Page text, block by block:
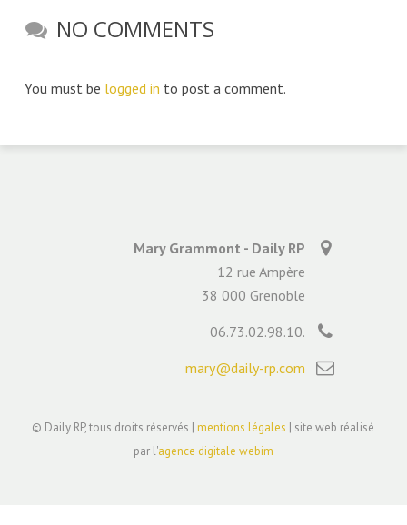
NO COMMENTS
You must be logged in to post a comment.
Mary Grammont - Daily RP
12 rue Ampère
38 000 Grenoble
06.73.02.98.10.
mary@daily-rp.com
© Daily RP, tous droits réservés |mentions légales | site web réalisé
par l'agence digitale webim